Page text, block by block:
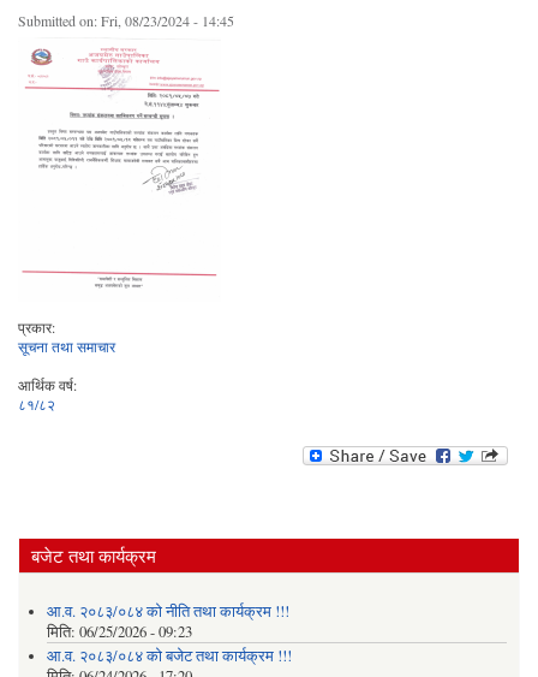
Submitted on:Fri, 08/23/2024 - 14:45
प्रकार:
सूचना तथा समाचार
आर्थिक वर्ष:
८१/८२
बजेट तथा कार्यक्रम
आ.व. २०८३/०८४ को नीति तथा कार्यक्रम !!!
मिति: 06/25/2026 - 09:23
आ.व. २०८३/०८४ को बजेट तथा कार्यक्रम !!!